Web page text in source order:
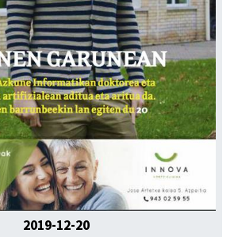
2019-12-20